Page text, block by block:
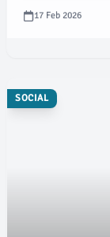
noiembrie 2022
identificate se
17 Feb 2026
SOCIAL